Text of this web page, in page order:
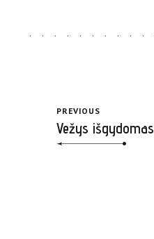
PREVIOUS
Vežys išgydomas